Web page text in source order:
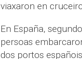
viaxaron en
En España,
persoas
dos portos